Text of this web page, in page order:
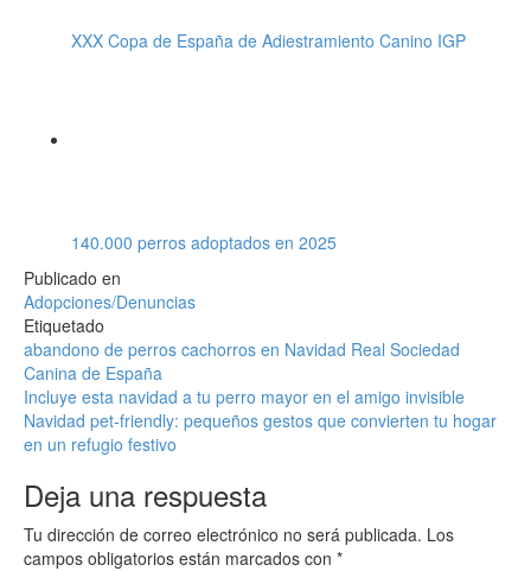
XXX Copa de España de Adiestramiento Canino IGP
140.000 perros adoptados en 2025
Publicado en
Adopciones/Denuncias
Etiquetado
abandono de perros cachorros en Navidad Real Sociedad
Canina de España
Navegación
de
entradas
Incluye esta navidad a tu perro mayor en el amigo invisible
Navidad pet-friendly: pequeños gestos que convierten tu hogar
en un refugio festivo
Deja una respuesta
Tu dirección de correo electrónico no será publicada. Los
campos obligatorios están marcados con *